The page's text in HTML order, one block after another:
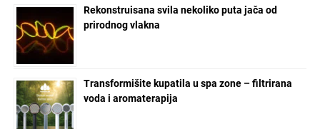
Rekonstruisana svila nekoliko puta jača od
prirodnog vlakna
Transformišite kupatila u spa zone – filtrirana
voda i aromaterapija